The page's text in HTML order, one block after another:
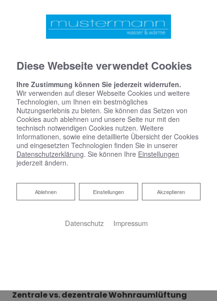
Dezentrale Wohnraumlüftung
Frischluft, wo Sie sie brauchen
Sie an das richtige Lüftungskonzept denken.
Zentrale vs. dezentrale Wohnraumlüftung
Diese Webseite verwendet Cookies
Ihre Zustimmung können Sie jederzeit widerrufen.
Wir verwenden auf dieser Webseite Cookies und weitere
Technologien, um Ihnen ein bestmögliches
Nutzungserlebnis zu bieten. Sie können das Setzen von
Cookies auch ablehnen und unsere Seite nur mit den
technisch notwendigen Cookies nutzen. Weitere
Informationen, sowie eine detaillierte Übersicht der Cookies
und eingesetzten Technologien finden Sie in unserer
Datenschutzerklärung. Sie können Ihre Einstellungen
jederzeit ändern.
Akzeptieren
Einstellungen
Reject
Ablehnen
Datenschutz Impressum